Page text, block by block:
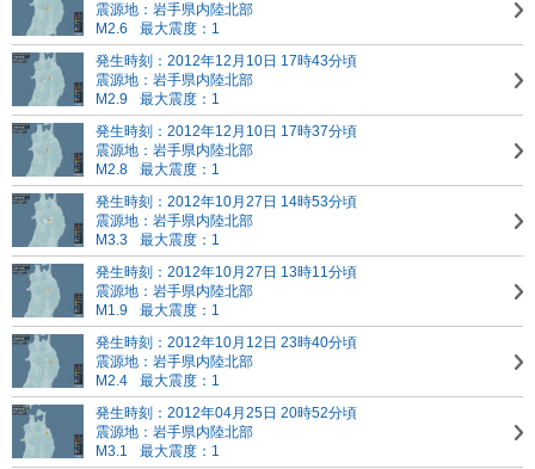
震源地：岩手県内陸北部
M2.6
最大震度：1
発生時刻：2012年12月10日 17時43分頃
震源地：岩手県内陸北部
M2.9
最大震度：1
発生時刻：2012年12月10日 17時37分頃
震源地：岩手県内陸北部
M2.8
最大震度：1
発生時刻：2012年10月27日 14時53分頃
震源地：岩手県内陸北部
M3.3
最大震度：1
発生時刻：2012年10月27日 13時11分頃
震源地：岩手県内陸北部
M1.9
最大震度：1
発生時刻：2012年10月12日 23時40分頃
震源地：岩手県内陸北部
M2.4
最大震度：1
発生時刻：2012年04月25日 20時52分頃
震源地：岩手県内陸北部
M3.1
最大震度：1